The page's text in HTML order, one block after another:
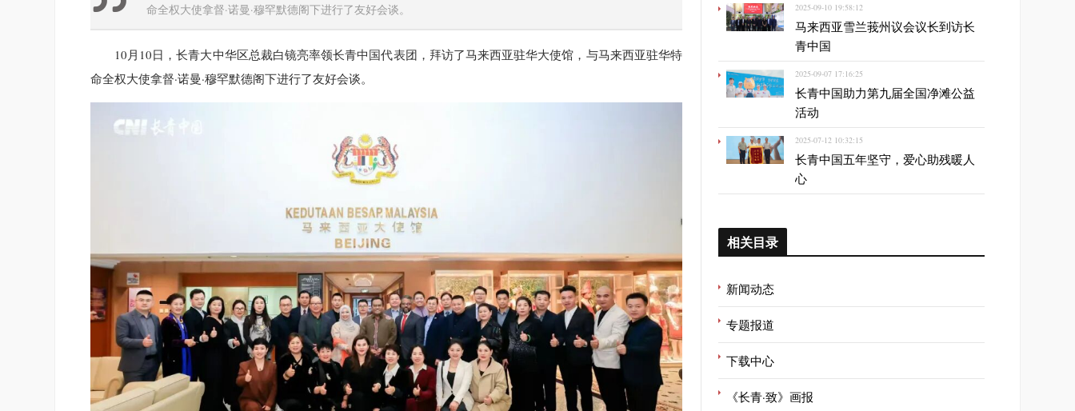
命全权大使拿督·诺曼·穆罕默德阁下进行了友好会谈。
10月10日，长青大中华区总裁白镜亮率领长青中国代表团，拜访了马来西亚驻华大使馆，与马来西亚驻华特
命全权大使拿督·诺曼·穆罕默德阁下进行了友好会谈。
2025-09-10 19:58:12
马来西亚雪兰莪州议会议长到访长
青中国
2025-09-07 17:16:25
长青中国助力第九届全国净滩公益
活动
2025-07-12 10:32:15
长青中国五年坚守，爱心助残暖人
心
相关目录
新闻动态
专题报道
下载中心
《长青·致》画报